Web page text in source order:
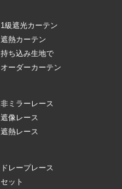
1級遮光カーテン
遮熱カーテン
持ち込み生地で
オーダーカーテン
非ミラーレース
遮像レース
遮熱レース
ドレープレース
セット